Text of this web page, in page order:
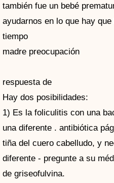
también fue un bebé
ayudarnos en lo que hay
tiempo
madre preocupación
respuesta de
Hay dos posibilidades:
1) Es la foliculitis con una
una diferente . antibiótica
tiña del cuero cabelludo, y
diferente - pregunte a su
de griseofulvina.